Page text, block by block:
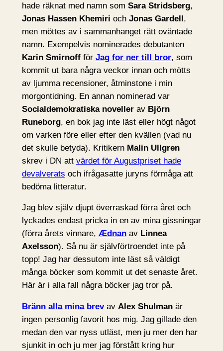
hade räknat med namn som Sara Stridsberg,
Jonas Hassen Khemiri och Jonas Gardell,
men möttes av i sammanhanget rätt oväntade
namn. Exempelvis nominerades debutanten
Karin Smirnoffför Jag for ner till bror, som
kommit ut bara några veckor innan och mötts
av ljumma recensioner, åtminstone i min
morgontidning. En annan nominerad var
Socialdemokratiska novellerav Björn
Runeborg, en bok jag inte läst eller högt något
om varken före eller efter den kvällen (vad nu
det skulle betyda). Kritikern Malin Ullgren
skrev i DN att värdet för Augustpriset hade
devalverats och ifrågasatte juryns förmåga att
bedöma litteratur.
Jag blev själv djupt överraskad förra året och
lyckades endast pricka in en av mina gissningar
(förra årets vinnare, Ædnanav Linnea
Axelsson). Så nu är självförtroendet inte på
topp! Jag har dessutom inte läst så väldigt
många böcker som kommit ut det senaste året.
Här är i alla fall några böcker jag tror på.
Bränn alla mina brevav Alex Shulmanär
ingen personlig favorit hos mig. Jag gillade den
medan den var nyss utläst, men ju mer den har
sjunkit in och ju mer jag förstått kring hur